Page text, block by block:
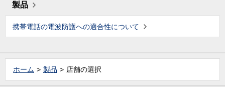
製品
携帯電話の電波防護への適合性について
ホーム 製品 店舗の選択